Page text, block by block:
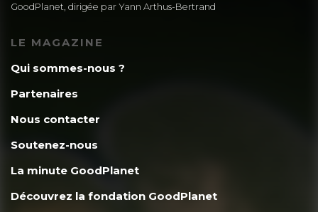
GoodPlanet, dirigée par Yann Arthus-Bertrand
LE MAGAZINE
Qui sommes-nous ?
Partenaires
Nous contacter
Soutenez-nous
La minute GoodPlanet
Découvrez la fondation GoodPlanet